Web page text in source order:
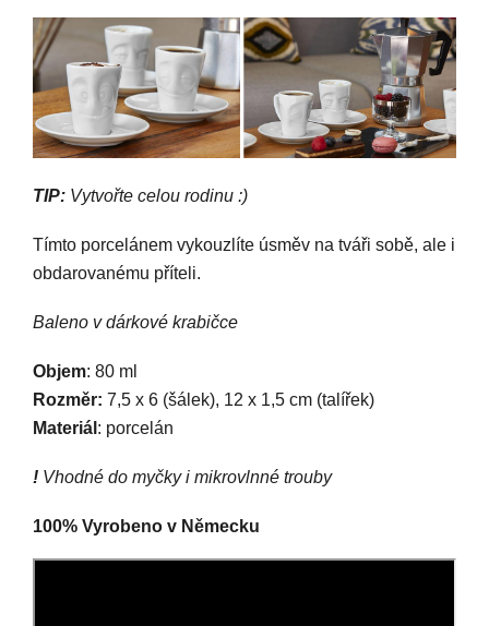
TIP: Vytvořte celou rodinu :)
Tímto porcelánem vykouzlíte úsměv na tváři sobě, ale i
obdarovanému příteli.
Baleno v dárkové krabičce
Objem: 80 ml
Rozměr: 7,5 x 6 (šálek), 12 x 1,5 cm (talířek)
Materiál : porcelán
! Vhodné do myčky i mikrovlnné trouby
100% Vyrobeno v Německu